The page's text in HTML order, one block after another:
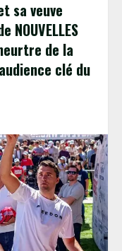
sa veuve
de la
clé du